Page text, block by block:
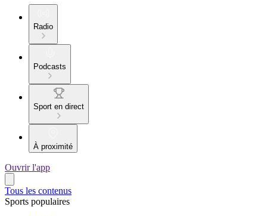
Radio
Podcasts
Sport en direct
À proximité
Ouvrir l'app
Tous les contenus
Sports populaires